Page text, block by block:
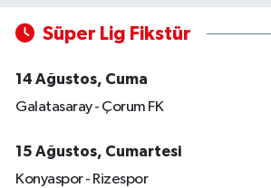
Süper Lig Fikstür
14 Ağustos, Cuma
Galatasaray - Çorum FK
15 Ağustos, Cumartesi
Konyaspor - Rizespor